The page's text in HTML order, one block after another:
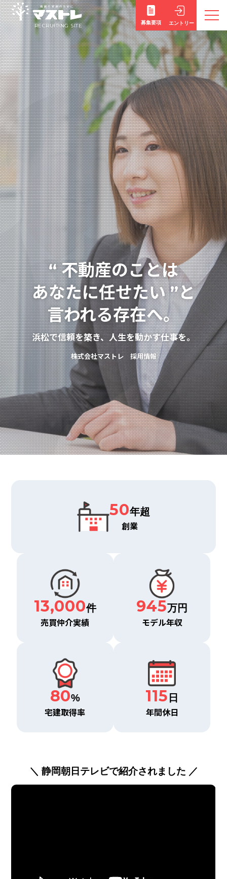
RECRUITING SITE 募集要項 エントリー
“不動産のことは
あなたに任せたい”と
言われる存在へ。
浜松で信頼を築き、人生を動かす仕事を。
株式会社マストレ 採用情報
50年超
創業
13,000件
売買仲介実績
945万円
モデル年収
80%
宅建取得率
115 日
年間休日
＼ 静岡朝日テレビで紹介されました ／